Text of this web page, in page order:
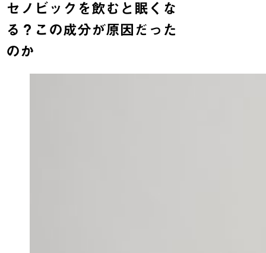
セノビックを飲むと眠くな
る？この成分が原因だった
のか